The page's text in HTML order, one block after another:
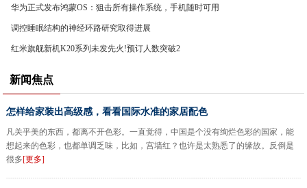
华为正式发布鸿蒙OS：狙击所有操作系统，手机随时可用
调控睡眠结构的神经环路研究取得进展
红米旗舰新机K20系列未发先火!预订人数突破2
新闻焦点
怎样给家装出高级感，看看国际水准的家居配色
凡关乎美的东西，都离不开色彩。一直觉得，中国是个没有绚烂色彩的国家，能
想起来的色彩，也都单调乏味，比如，宫墙红？也许是太熟悉了的缘故。反倒是
很多[更多]